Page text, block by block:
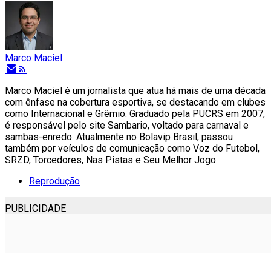
Marco Maciel
Marco Maciel é um jornalista que atua há mais de uma década
com ênfase na cobertura esportiva, se destacando em clubes
como Internacional e Grêmio. Graduado pela PUCRS em 2007,
é responsável pelo site Sambario, voltado para carnaval e
sambas-enredo. Atualmente no Bolavip Brasil, passou
também por veículos de comunicação como Voz do Futebol,
SRZD, Torcedores, Nas Pistas e Seu Melhor Jogo.
Reprodução
PUBLICIDADE